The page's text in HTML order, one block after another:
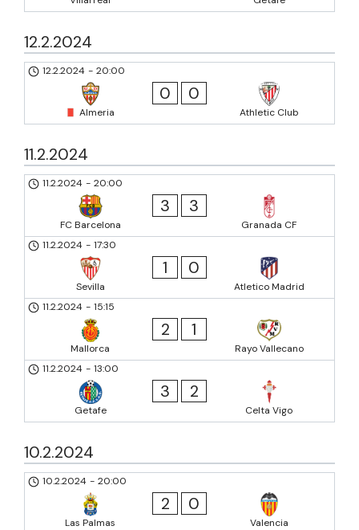
12.2.2024
12.2.2024 - 20:00
Almeria
0 0
Athletic Club
11.2.2024
11.2.2024 - 20:00
FC Barcelona
3 3
Granada CF
11.2.2024 - 17:30
Sevilla
1 0
Atletico Madrid
11.2.2024 - 15:15
Mallorca
2 1
Rayo Vallecano
11.2.2024 - 13:00
Getafe
3 2
Celta Vigo
10.2.2024
10.2.2024 - 20:00
Las Palmas
2 0
Valencia